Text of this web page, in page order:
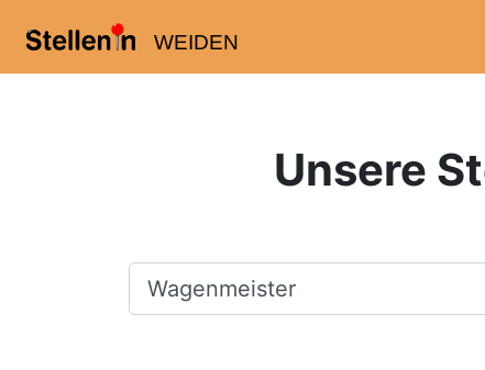
WEIDEN
Unsere
Beruf, Fachrichtung, Firma